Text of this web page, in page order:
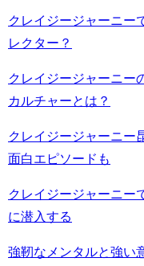
クレイジージャーニー
レクター？
クレイジージャーニー
カルチャーとは？
クレイジージャーニー
面白エピソードも
クレイジージャーニー
に潜入する
強靭なメンタルと強い